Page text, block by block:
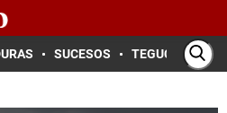
SUCESOS TEGUCIGALPA